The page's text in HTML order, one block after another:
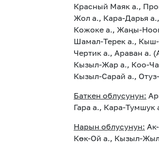
Красный Маяк а.,
Жол а., Кара-Дарья
Кожоке а., Жаңы-
Шамал-Терек а., Кыш-
Чертик а., Араван а.
Кызыл-Жар а., Коо-
Кызыл-Сарай а.,
Баткен облусунун:
Гара а., Кара-
Нарын облусунун:
Көк-Ой а., Кызыл-